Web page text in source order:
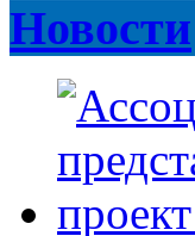
Новости